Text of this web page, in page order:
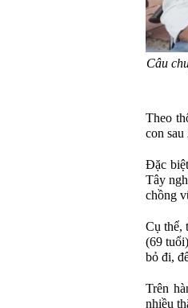
Câu
Theo
con
Đặc
Tây
chồng
Cụ thể,
(69
bỏ đi,
Trên
nhiều